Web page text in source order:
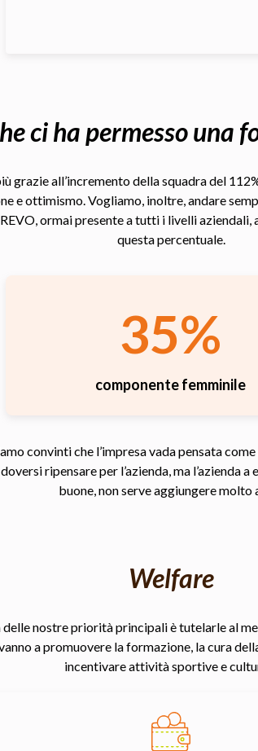
ci ha permesso una
grazie all’incremento della squadra del
e ottimismo. Vogliamo, inoltre, andare
ormai presente a tutti i livelli
questa percentuale.
35%
componente femminile
convinti che l’impresa vada pensata
ripensare per l’azienda, ma l’azienda
buone, non serve aggiungere molto
Welfare
delle nostre priorità principali è tutelarle al
a promuovere la formazione, la cura
incentivare attività sportive e